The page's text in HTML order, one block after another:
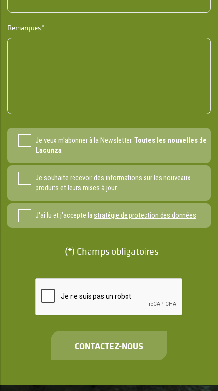
Remarques*
Je veux m'abonner à la Newsletter. Toutes les nouvelles de
Lacunza
Je souhaite recevoir des informations sur les nouveaux
produits et leurs mises à jour
J'ai lu et j'accepte la stratégie de protection des données
(*) Champs obligatoires
CONTACTEZ-NOUS